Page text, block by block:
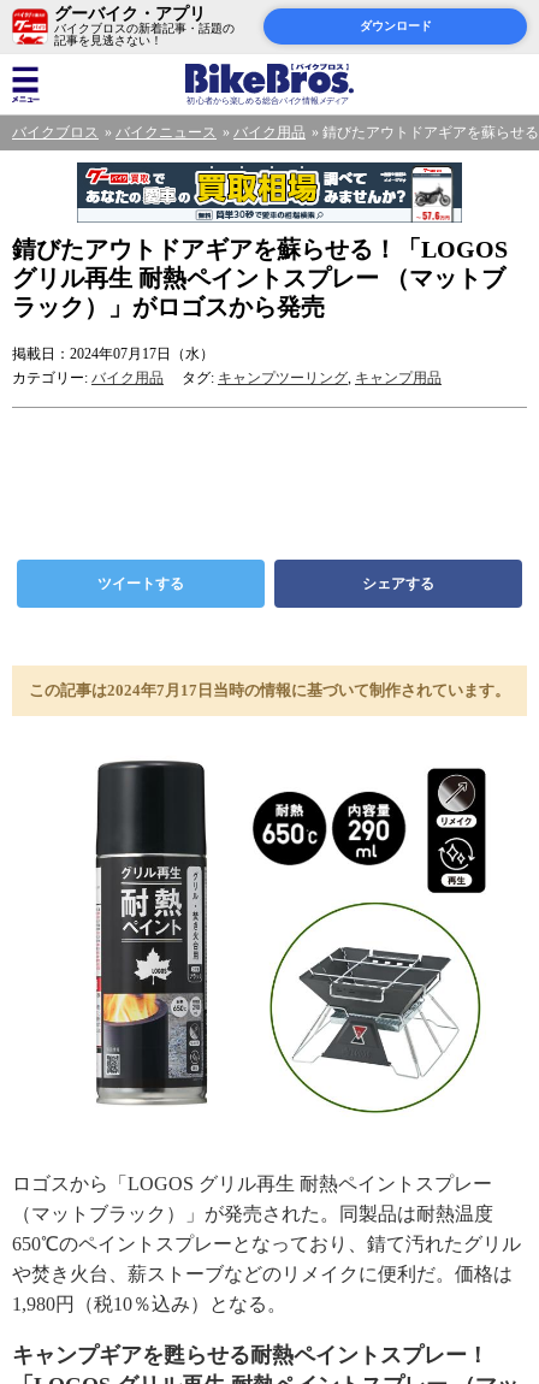
グーバイク・アプリ
バイクブロスの新着記事・話題の
記事を見逃さない！
ダウンロード
バイクブロス バイクニュース バイク用品 錆びたアウトドアギアを蘇らせ
錆びたアウトドアギアを蘇らせる！「LOGOS
グリル再生 耐熱ペイントスプレー （マットブ
ラック）」がロゴスから発売
掲載日：2024年07月17日（水）
カテゴリー: バイク用品 タグ: キャンプツーリング, キャンプ用品
ツイートする シェアする
この記事は2024年7月17日当時の情報に基づいて制作されています。
ロゴスから「LOGOS グリル再生 耐熱ペイントスプレー
（マットブラック）」が発売された。同製品は耐熱温度
650℃のペイントスプレーとなっており、錆て汚れたグリル
や焚き火台、薪ストーブなどのリメイクに便利だ。価格は
1,980円（税10％込み）となる。
キャンプギアを甦らせる耐熱ペイントスプレー！